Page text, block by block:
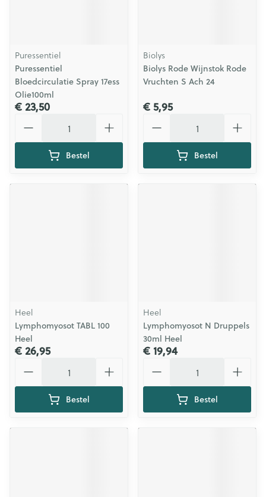
Puressentiel
Puressentiel
Bloedcirculatie Spray 17ess
Olie100ml
€ 23,50
Bestel
Biolys
Biolys Rode Wijnstok Rode
Vruchten S Ach 24
€ 5,95
Bestel
Heel
Lymphomyosot TABL 100
Heel
€ 26,95
Bestel
Heel
Lymphomyosot N Druppels
30ml Heel
€ 19,94
Bestel